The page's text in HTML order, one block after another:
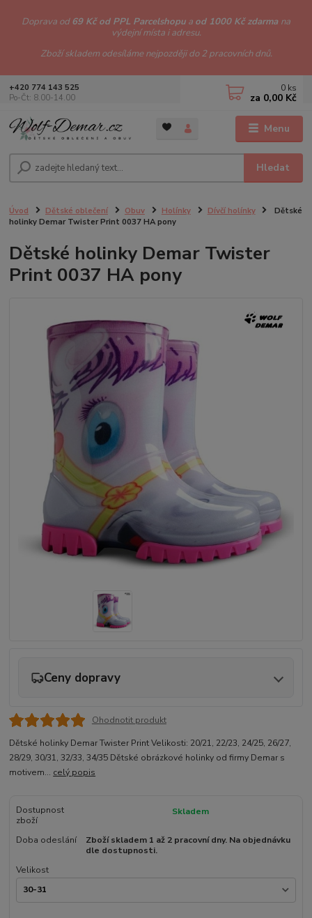
Doprava od69 Kč od PPL Parcelshopu a od 1000 Kč zdarma na
výdejní místa i adresu.
Zboží skladem odesíláme nejpozději do 2 pracovních dnů.
Menu
Hledat
+420 774 143 525
Po-Čt: 8.00-14.00
0 ks
za 0,00 Kč
Úvod Dětské oblečení Obuv Holínky Dívčí holínky
Dětské
holinky Demar Twister Print 0037 HA pony
Dětské holinky Demar Twister
Print 0037 HA pony
Ceny dopravy
Ohodnotit produkt
Dětské holinky Demar Twister Print Velikosti: 20/21, 22/23, 24/25, 26/27,
28/29, 30/31, 32/33, 34/35 Dětské obrázkové holinky od firmy Demar s
motivem... celý popis
Dostupnost
zboží
Skladem
Doba odeslání
Zboží skladem 1 až 2 pracovní dny. Na objednávku
dle dostupnosti.
Velikost